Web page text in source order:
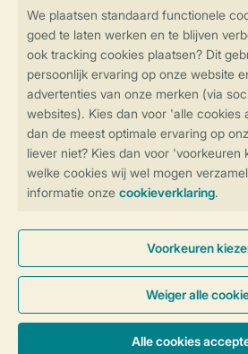
Controle over jouw
privacy
SSL certificaat
Veilige gegevensoverdracht
Veilige betaling
Algemene Voorwaarden Privacy Notice
Disclaimer
Toegankelijkheid